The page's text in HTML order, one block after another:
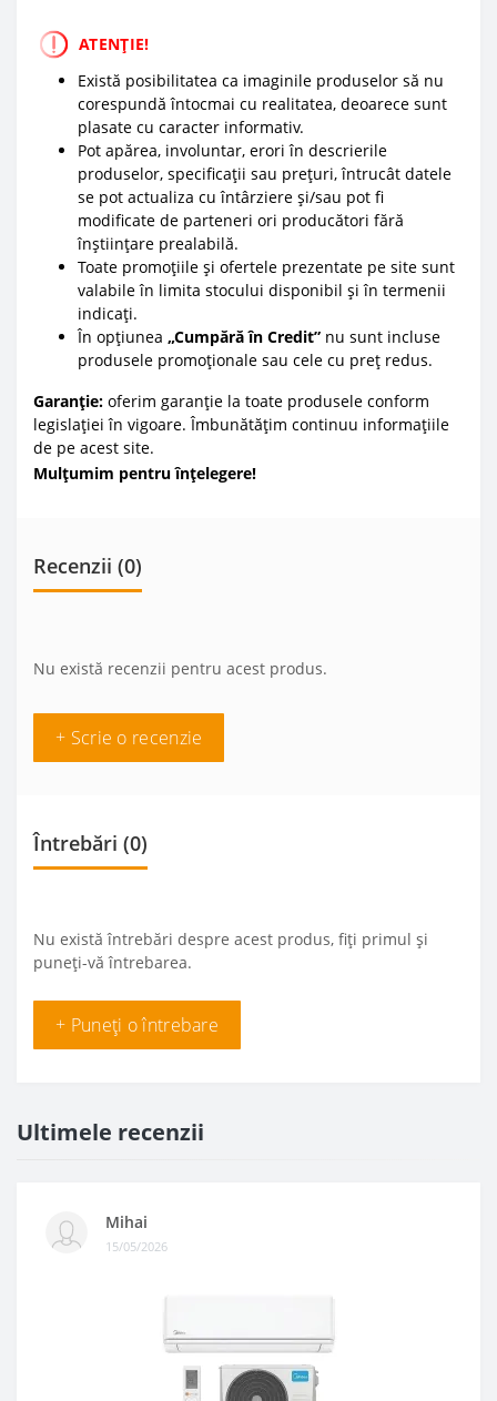
ATENȚIE!
Există posibilitatea ca imaginile produselor să nu
corespundă întocmai cu realitatea, deoarece sunt
plasate cu caracter informativ.
Pot apărea, involuntar, erori în descrierile
produselor, specificații sau prețuri, întrucât datele
se pot actualiza cu întârziere și/sau pot fi
modificate de parteneri ori producători fără
înștiințare prealabilă.
Toate promoțiile și ofertele prezentate pe site sunt
valabile în limita stocului disponibil și în termenii
indicați.
În opțiunea „Cumpără în Credit” nu sunt incluse
produsele promoționale sau cele cu preț redus.
Garanție: oferim garanție la toate produsele conform
legislației în vigoare. Îmbunătățim continuu informațiile
de pe acest site.
Mulțumim pentru înțelegere!
Recenzii (0)
Nu există recenzii pentru acest produs.
+ Scrie o recenzie
Întrebări (0)
Nu există întrebări despre acest produs, fiți primul și
puneți-vă întrebarea.
+ Puneți o întrebare
Ultimele recenzii
Mihai
15/05/2026